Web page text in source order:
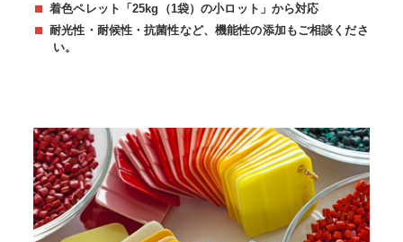
着色ペレット「25kg（1袋）の小ロット」から対応
耐光性・耐候性・抗菌性など、機能性の添加もご相談くださ
い。